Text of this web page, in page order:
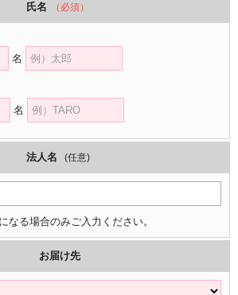
氏名 （必須）
名
名
法人名 (任意)
なる場合のみご入力ください。
お届け先